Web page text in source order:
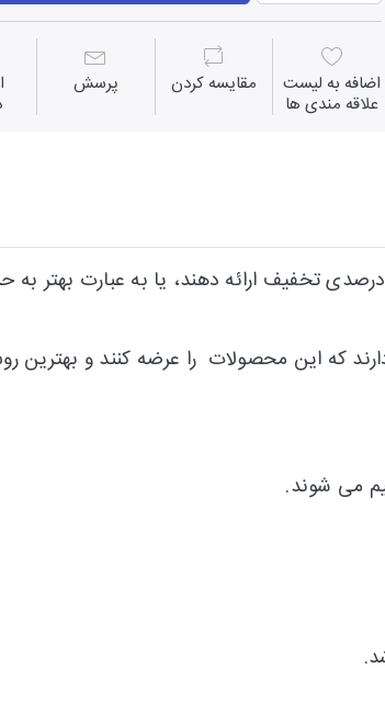
اضافه به لیست
علاقه مندی ها
مقايسه كردن پرسش
تخفیف ارائه دهند، یا به عبارت بهتر به
که این محصولات را عرضه کنند و بهترین
می شوند.